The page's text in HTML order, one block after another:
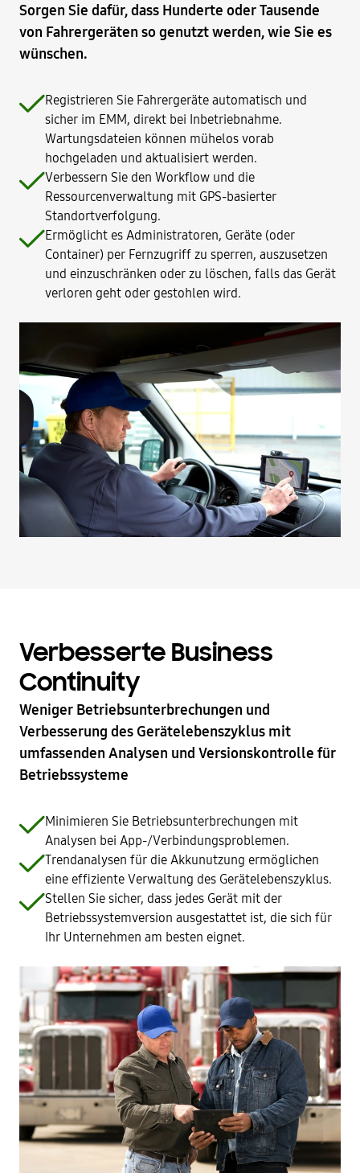
Sorgen Sie dafür, dass Hunderte oder Tausende
von Fahrergeräten so genutzt werden, wie Sie es
wünschen.
Registrieren Sie Fahrergeräte automatisch und
sicher im EMM, direkt bei Inbetriebnahme.
Wartungsdateien können mühelos vorab
hochgeladen und aktualisiert werden.
Verbessern Sie den Workflow und die
Ressourcenverwaltung mit GPS-basierter
Standortverfolgung.
Ermöglicht es Administratoren, Geräte (oder
Container) per Fernzugriff zu sperren, auszusetzen
und einzuschränken oder zu löschen, falls das Gerät
verloren geht oder gestohlen wird.
Verbesserte Business
Continuity
Weniger Betriebsunterbrechungen und
Verbesserung des Gerätelebenszyklus mit
umfassenden Analysen und Versionskontrolle für
Betriebssysteme
Minimieren Sie Betriebsunterbrechungen mit
Analysen bei App-/Verbindungsproblemen.
Trendanalysen für die Akkunutzung ermöglichen
eine effiziente Verwaltung des Gerätelebenszyklus.
Stellen Sie sicher, dass jedes Gerät mit der
Betriebssystemversion ausgestattet ist, die sich für
Ihr Unternehmen am besten eignet.